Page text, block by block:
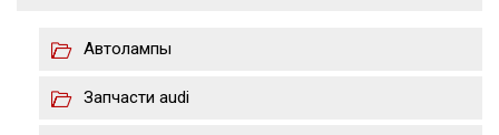
Автолампы
Запчасти audi